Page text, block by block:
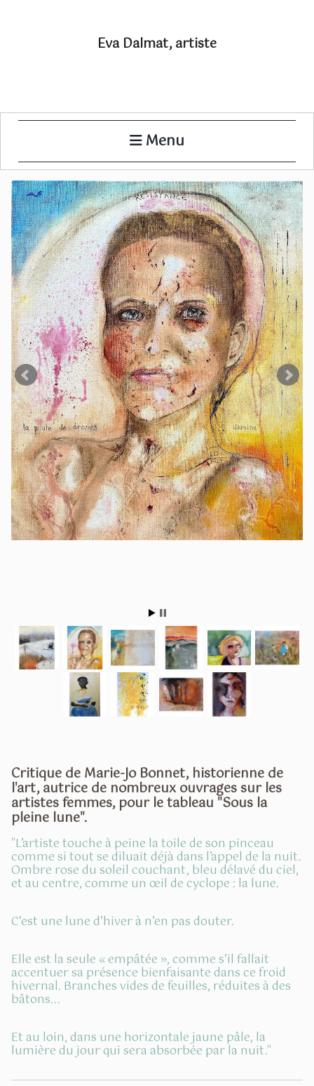
Eva Dalmat, artiste
Menu
Critique de Marie-Jo Bonnet, historienne de
l'art, autrice de nombreux ouvrages sur les
artistes femmes, pour le tableau "Sous la
pleine lune".
"L’artiste touche à peine la toile de son pinceau
comme si tout se diluait déjà dans l’appel de la nuit.
Ombre rose du soleil couchant, bleu délavé du ciel,
et au centre, comme un œil de cyclope : la lune.
C’est une lune d’hiver à n’en pas douter.
Elle est la seule « empâtée », comme s’il fallait
accentuer sa présence bienfaisante dans ce froid
hivernal. Branches vides de feuilles, réduites à des
bâtons...
Et au loin, dans une horizontale jaune pâle, la
lumière du jour qui sera absorbée par la nuit."